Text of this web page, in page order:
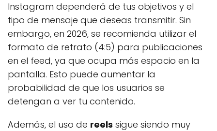
Instagram dependerá de tus objetivos y el
tipo de mensaje que deseas transmitir. Sin
embargo, en 2026, se recomienda utilizar el
formato de retrato (4:5) para publicaciones
en el feed, ya que ocupa más espacio en la
pantalla. Esto puede aumentar la
probabilidad de que los usuarios se
detengan a ver tu contenido.
Además, el uso de reels sigue siendo muy